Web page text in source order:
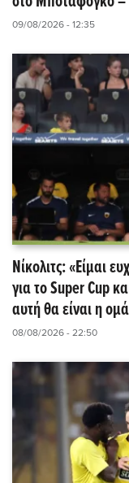
09/08/2026 - 12:35
Νίκολιτς: «Είμαι
για το Super Cup
αυτή θα είναι η
08/08/2026 - 22:50